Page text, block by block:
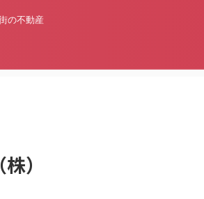
の不動産
）